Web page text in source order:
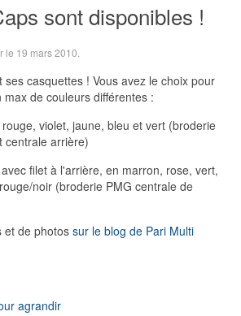
sont disponibles !
le 19 mars 2010
ses casquettes ! Vous avez le choix pour
de couleurs différentes :
violet, jaune, bleu et vert (broderie
centrale arrière)
filet à l'arrière, en marron, rose, vert,
noir (broderie PMG centrale de
et de photos sur le blog de Pari Multi